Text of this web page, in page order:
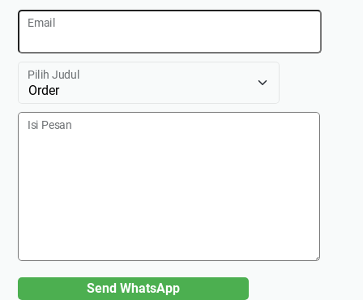
Email
Pilih Judul
Isi Pesan
Send WhatsApp